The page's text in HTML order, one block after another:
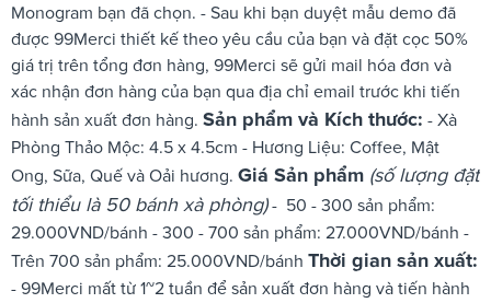
Monogram bạn đã chọn. - Sau khi bạn duyệt mẫu demo đã
được 99Merci thiết kế theo yêu cầu của bạn và đặt cọc 50%
giá trị trên tổng đơn hàng, 99Merci sẽ gửi mail hóa đơn và
xác nhận đơn hàng của bạn qua địa chỉ email trước khi tiến
hành sản xuất đơn hàng. Sản phẩm và Kích thước: - Xà
Phòng Thảo Mộc: 4.5 x 4.5cm - Hương Liệu: Coffee, Mật
Ong, Sữa, Quế và Oải hương. Giá Sản phẩm (số lượng đặt
tối thiểu là 50 bánh xà phòng)- 50 - 300 sản phẩm:
29.000VND/bánh - 300 - 700 sản phẩm: 27.000VND/bánh -
Trên 700 sản phẩm: 25.000VND/bánh Thời gian sản xuất:
- 99Merci mất từ 1~2 tuần để sản xuất đơn hàng và tiến hành